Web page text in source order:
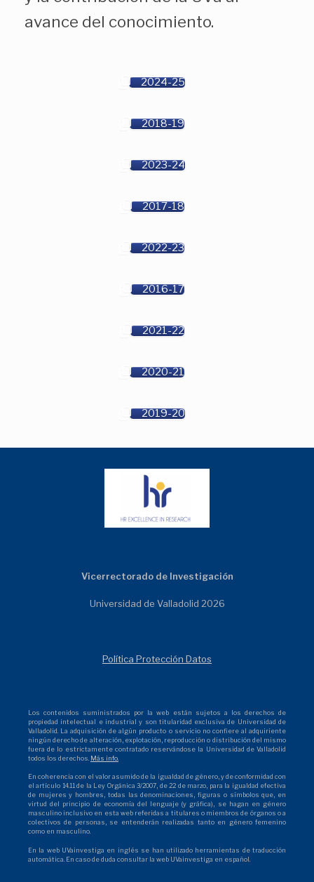
avance del conocimiento.
2024-25
2018-19
2023-24
2017-18
2022-23
2016-17
2021-22
2020-21
2019-20
Vicerrectorado de Investigación
Universidad de Valladolid 2026
Política Protección Datos
Los contenidos suministrados por la web están sujetos a los derechos de
propiedad intelectual e industrial y son titularidad exclusiva de Universidad de
Valladolid. La adquisición de algún producto o servicio no confiere al adquiriente
ningún derecho de alteración, explotación, reproducción o distribución del mismo
fuera de lo estrictamente contratado reservándose la Universidad de Valladolid
todos los derechos. Más info.
En coherencia con el valor asumido de la igualdad de género, y de conformidad con
el artículo 14.11 de la Ley Orgánica 3/2007, de 22 de marzo, para la igualdad efectiva
de mujeres y hombres, todas las denominaciones, figuras o símbolos que, en
virtud del principio de economía del lenguaje (y gráfica), se hagan en género
masculino inclusivo en esta web referidas a titulares o miembros de órganos o a
colectivos de personas, se entenderán realizadas tanto en género femenino
como en masculino.
En la web UVainvestiga en inglés se han utilizado herramientas de traducción
automática. En caso de duda consultar la web UVainvestiga en español.